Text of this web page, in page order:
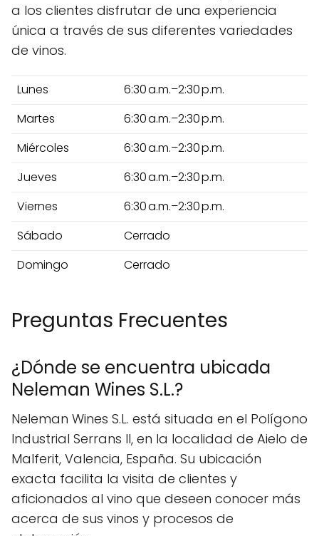
a los clientes disfrutar de una experiencia
única a través de sus diferentes variedades
de vinos.
Lunes
6:30 a.m.–2:30 p.m.
Martes
6:30 a.m.–2:30 p.m.
Miércoles
6:30 a.m.–2:30 p.m.
Jueves
6:30 a.m.–2:30 p.m.
Viernes
6:30 a.m.–2:30 p.m.
Sábado
Cerrado
Domingo
Cerrado
Preguntas Frecuentes
¿Dónde se encuentra ubicada
Neleman Wines S.L.?
Neleman Wines S.L. está situada en el Polígono
Industrial Serrans II, en la localidad de Aielo de
Malferit, Valencia, España. Su ubicación
exacta facilita la visita de clientes y
aficionados al vino que deseen conocer más
acerca de sus vinos y procesos de